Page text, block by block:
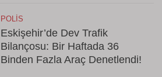
POLIS
Eskişehir’de Dev Trafik
Bilançosu: Bir Haftada 36
Binden Fazla Araç Denetlendi!